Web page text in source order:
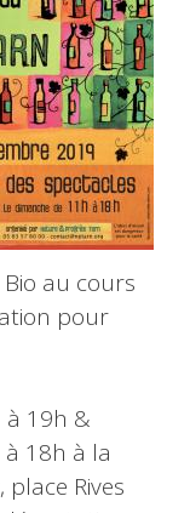
au cours
pour
à 19h &
18h à la
Rives